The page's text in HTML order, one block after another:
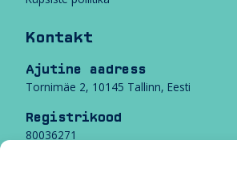
m
u
Kontakt
Ajutine aadress
Tornimäe 2, 10145 Tallinn, Eesti
Registrikood
80036271